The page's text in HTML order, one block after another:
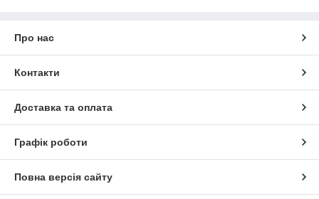
Про нас
Контакти
Доставка та оплата
Графік роботи
Повна версія сайту